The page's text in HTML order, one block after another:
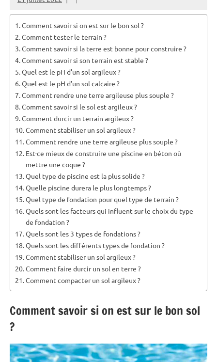
Comment savoir si on est sur le bon sol ?
Comment tester le terrain ?
Comment savoir si la terre est bonne pour construire ?
Comment savoir si son terrain est stable ?
Quel est le pH d’un sol argileux ?
Quel est le pH d’un sol calcaire ?
Comment rendre une terre argileuse plus souple ?
Comment savoir si le sol est argileux ?
Comment durcir un terrain argileux ?
Comment stabiliser un sol argileux ?
Comment rendre une terre argileuse plus souple ?
Est-ce mieux de construire une piscine en béton où
mettre une coque ?
Quel type de piscine est la plus solide ?
Quelle piscine durera le plus longtemps ?
Quel type de fondation pour quel type de terrain ?
Quels sont les facteurs qui influent sur le choix du type
de fondation ?
Quels sont les 3 types de fondations ?
Quels sont les différents types de fondation ?
Comment stabiliser un sol argileux ?
Comment faire durcir un sol en terre ?
Comment compacter un sol argileux ?
Comment savoir si on est sur le bon sol
?